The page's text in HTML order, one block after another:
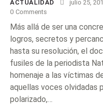
ACTUALIDAD julio 25,
0 Comments
Más allá de ser una
logros, secretos y
hasta su resolución, el
fusiles de la periodista
homenaje a las víctimas
aquellas voces olvidadas
polarizado,…